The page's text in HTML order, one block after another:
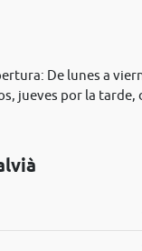
De lunes a
jueves por la tarde,